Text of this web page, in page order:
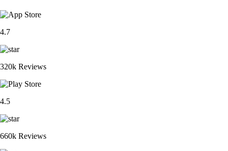
4.7
320k Reviews
4.5
660k Reviews